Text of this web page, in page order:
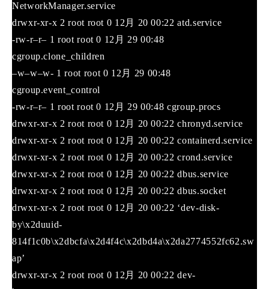
NetworkManager.service
drwxr-xr-x 2 root root 0 12月 20 00:22 atd.service
-rw-r–r– 1 root root 0 12月 29 00:48
cgroup.clone_children
–w–w–w- 1 root root 0 12月 29 00:48
cgroup.event_control
-rw-r–r– 1 root root 0 12月 29 00:48 cgroup.procs
drwxr-xr-x 2 root root 0 12月 20 00:22 chronyd.service
drwxr-xr-x 2 root root 0 12月 20 00:22 containerd.service
drwxr-xr-x 2 root root 0 12月 20 00:22 crond.service
drwxr-xr-x 2 root root 0 12月 20 00:22 dbus.service
drwxr-xr-x 2 root root 0 12月 20 00:22 dbus.socket
drwxr-xr-x 2 root root 0 12月 20 00:22 ‘dev-disk-
by\x2duuid-
814f1c0b\x2dbcfa\x2d4f4c\x2dbd4a\x2da2774552fc62.sw
ap’
drwxr-xr-x 2 root root 0 12月 20 00:22 dev-